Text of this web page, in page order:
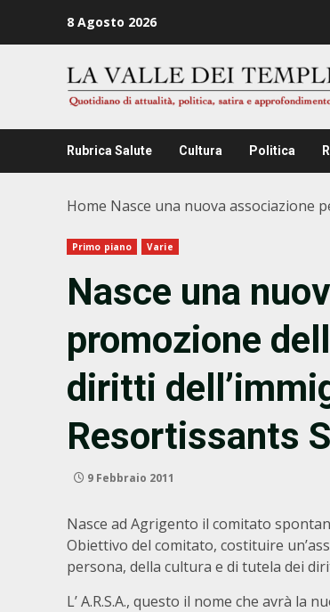
8 Agosto 2026
Rubrica Salute Cultura Politica
Home Nasce una nuova associazione
Primo piano Varie
Nasce una
promozione
diritti
Resortissants
9 Febbraio 2011
Nasce ad Agrigento il comitato
Obiettivo del comitato, costituire
persona, della cultura e di tutela dei
L’ A.R.S.A., questo il nome che avrà